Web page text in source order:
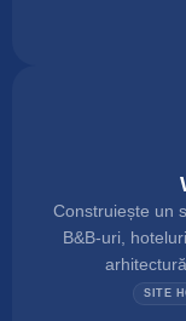
Construiește un
B&B-uri,
SITE